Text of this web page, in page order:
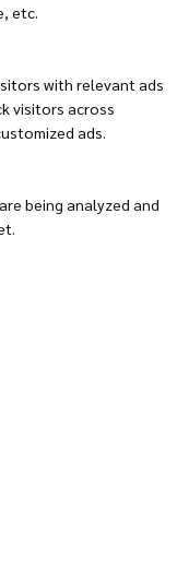
etc.
with relevant ads
visitors across
ads.
being analyzed and